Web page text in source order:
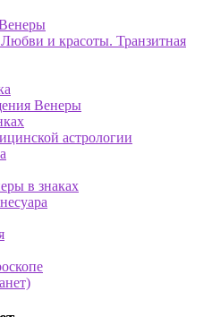
и красоты. Транзитная
Венеры
астрологии
в знаках